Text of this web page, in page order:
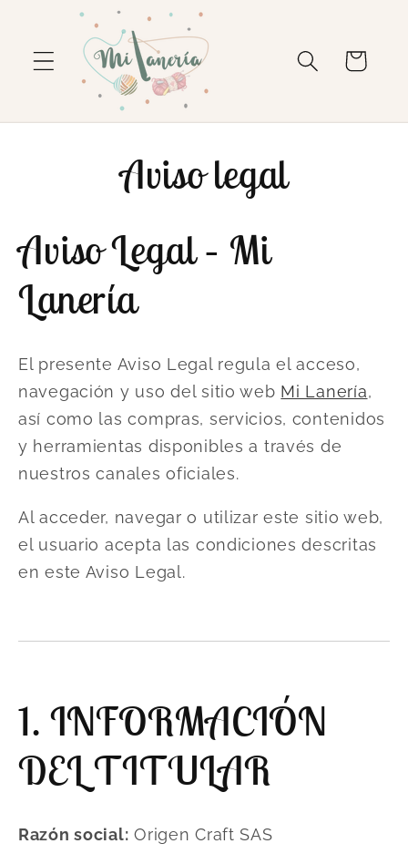
directamente
al contenido
Carrito
Aviso legal
Aviso Legal – Mi
Lanería
El presente Aviso Legal regula el acceso,
navegación y uso del sitio web Mi Lanería,
así como las compras, servicios, contenidos
y herramientas disponibles a través de
nuestros canales oficiales.
Al acceder, navegar o utilizar este sitio web,
el usuario acepta las condiciones descritas
en este Aviso Legal.
1. INFORMACIÓN
DEL TITULAR
Razón social: Origen Craft SAS